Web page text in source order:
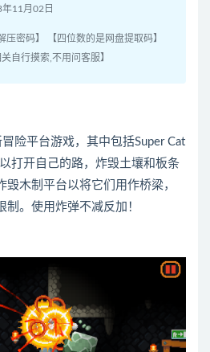
年11月02日
压密码】 【四位数的是网盘提取码】
自行摸索,不用问客服】
险平台游戏，其中包括Super Cat
打开自己的路，炸毁土壤和板条
木制平台以将它们用作桥梁，
。使用炸弹不减反加！